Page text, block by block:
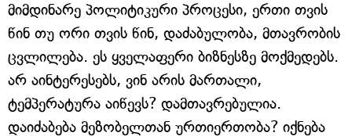
მიმდინარე პოლიტიკური პროცესი, ერთი თვის
წინ თუ ორი თვის წინ, დაძაბულობა, მთავრობის
ცვლილება. ეს ყველაფერი ბიზნესზე მოქმედებს.
არ აინტერესებს, ვინ არის მართალი,
ტემპერატურა აიწევს? დამთავრებულია.
დაიძაბება მეზობელთან ურთიერთობა? იქნება